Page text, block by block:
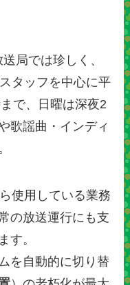
局では珍しく、
タッフを中心に平
で、日曜は深夜2
歌謡曲・インディ
使用している業務
の放送運行にも支
す。
を自動的に切り替